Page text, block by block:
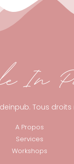
Tous droits
A Propos
Services
Workshops